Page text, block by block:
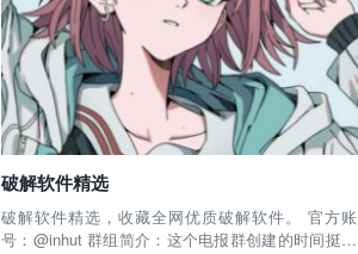
破解软件精选
破解软件精选，收藏全网优质破解软件。 官方账
号：@inhut 群组简介：这个电报群创建的时间挺长